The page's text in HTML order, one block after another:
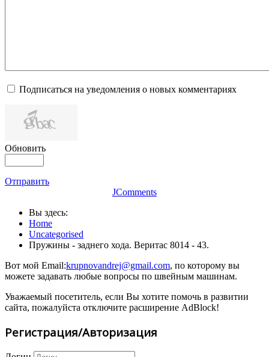
Подписаться на уведомления о новых комментариях
Обновить
Отправить
JComments
Вы здесь:
Home
Uncategorised
Пружины - заднего хода. Веритас 8014 - 43.
Вот мой Email:krupnovandrej@gmail.com, по которому вы
можете задавать любые вопросы по швейным машинам.
Уважаемый посетитель, если Вы хотите помочь в развитии
сайта, пожалуйста отключите расширение AdBlock!
Регистрация/Авторизация